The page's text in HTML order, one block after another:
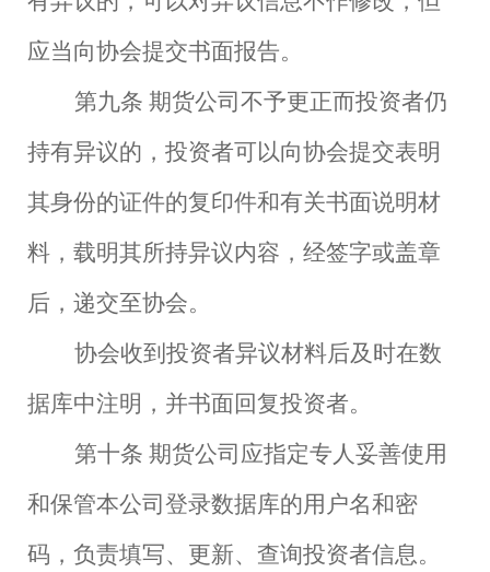
应当向协会提交书面报告。
第九条 期货公司不予更正而投资者仍
持有异议的，投资者可以向协会提交表明
其身份的证件的复印件和有关书面说明材
料，载明其所持异议内容，经签字或盖章
后，递交至协会。
协会收到投资者异议材料后及时在数
据库中注明，并书面回复投资者。
第十条 期货公司应指定专人妥善使用
和保管本公司登录数据库的用户名和密
码，负责填写、更新、查询投资者信息。